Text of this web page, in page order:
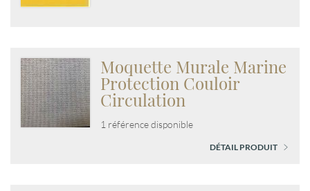
Moquette Murale Marine
Protection Couloir
Circulation
1 référence disponible
DÉTAIL PRODUIT